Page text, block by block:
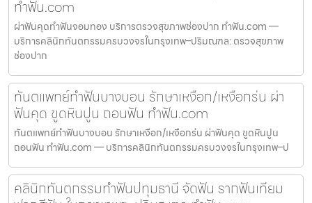
ทำฟัน.com
ผ่าฟันคุดทำฟันจอมทอง บริการตรวจสุขภาพช่องปาก ทำฟัน.com —
บริการคลินิกทันตกรรมครบวงจรในกรุงเทพ–ปริมณฑล: ตรวจสุขภาพ
ช่องปาก
ทันตแพทย์ทำฟันบางบอน รักษาเหงือก/เหงือกร่น ผ่า
ฟันคุด ขูดหินปูน ถอนฟัน ทำฟัน.com
ทันตแพทย์ทำฟันบางบอน รักษาเหงือก/เหงือกร่น ผ่าฟันคุด ขูดหินปูน
ถอนฟัน ทำฟัน.com — บริการคลินิกทันตกรรมครบวงจรในกรุงเทพ–ป
คลินิกทันตกรรมทำฟันปทุมธานี จัดฟัน รากฟันเทียม